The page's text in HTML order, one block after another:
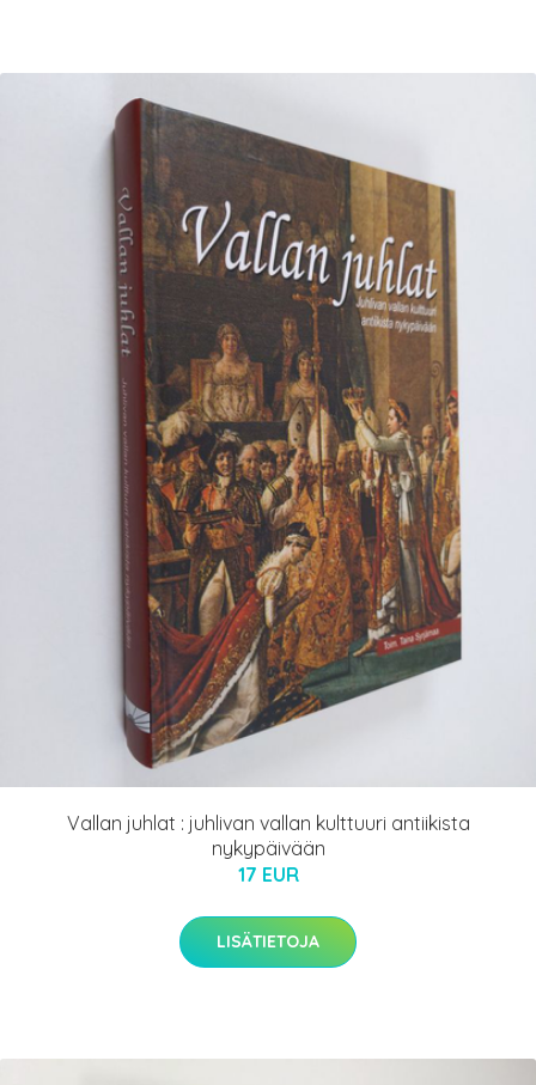
Vallan juhlat : juhlivan vallan kulttuuri antiikista
nykypäivään
17 EUR
LISÄTIETOJA